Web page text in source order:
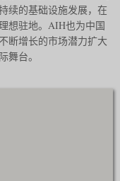
续的基础设施发展，在
想驻地。AIH也为中国
断增长的市场潜力扩大
舞台。